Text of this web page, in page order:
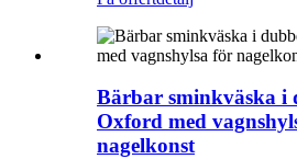
Bärbar sminkväska i
Oxford med
nagelkonst